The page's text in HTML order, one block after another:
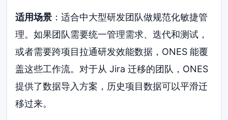
适用场景 ：适合中大型研发团队做规范化敏捷管
理。如果团队需要统一管理需求、迭代和测试，
或者需要跨项目拉通研发效能数据，ONES 能覆
盖这些工作流。对于从 Jira 迁移的团队，ONES
提供了数据导入方案，历史项目数据可以平滑迁
移过来。